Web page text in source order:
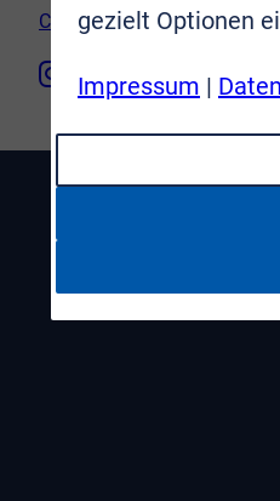
Cookie-Einstellungen
gezielt Optionen
Impressum |